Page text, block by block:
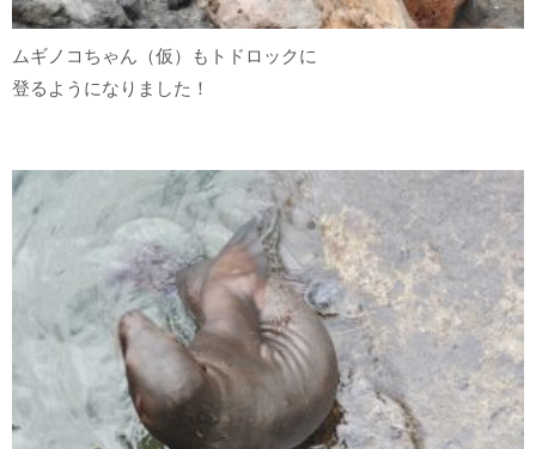
ムギノコちゃん（仮）もトドロックに
登るようになりました！